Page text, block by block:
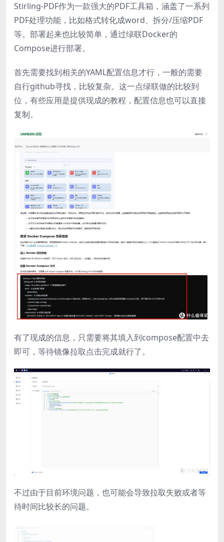
Stirling-PDF作为一款强大的PDF工具箱，涵盖了一系列
PDF处理功能，比如格式转化成word、拆分/压缩PDF
等。部署起来也比较简单，通过绿联Docker的
Compose进行部署。
首先需要找到相关的YAML配置信息才行，一般的需要
自行github寻找，比较复杂。这一点绿联做的比较到
位，有些应用是提供现成的教程，配置信息也可以直接
复制。
有了现成的信息，只需要将其填入到compose配置中去
即可，等待镜像拉取点击完成就行了。
不过由于目前环境问题，也可能会导致拉取失败或者等
待时间比较长的问题。